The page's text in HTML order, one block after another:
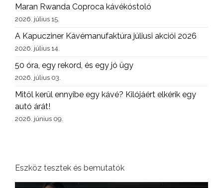
Maran Rwanda Coproca kávékóstoló
2026. július 15.
A Kapucziner Kávémanufaktúra júliusi akciói 2026
2026. július 14.
50 óra, egy rekord, és egy jó ügy
2026. július 03.
Mitől kerül ennyibe egy kávé? Kilójáért elkérik egy
autó árát!
2026. június 09.
Eszköz tesztek és bemutatók